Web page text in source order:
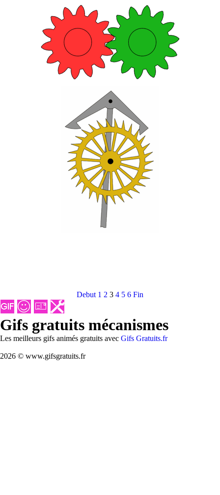
Debut 1 2 3 4 5 6 Fin
Gifs gratuits mécanismes
Les meilleurs gifs animés gratuits avec Gifs Gratuits.fr
2026 © www.gifsgratuits.fr